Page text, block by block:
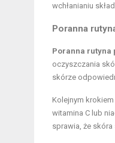
wchłanianiu
Poranna
Poranna rutyna
oczyszczania
skórze
Kolejnym
witamina C lub
sprawia, że skóra